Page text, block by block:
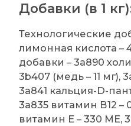
Добавки (в 1
Технологические
лимонная кислота –
добавки – 3a890
3b407 (медь – 11 мг),
3a841 кальция-D-
3a835 витамин В12 –
витамин Е – 330 МЕ,